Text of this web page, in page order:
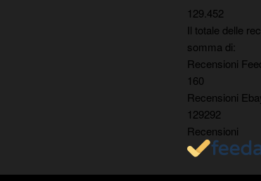
129.452
Il totale delle
somma di:
Recensioni
160
Recensioni
129292
Recensioni